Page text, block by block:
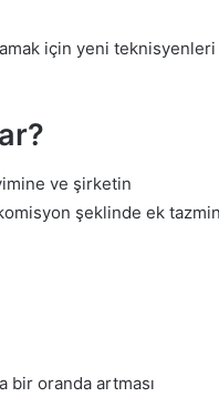
için yeni teknisyenleri
ve şirketin
şeklinde ek
bir oranda artması